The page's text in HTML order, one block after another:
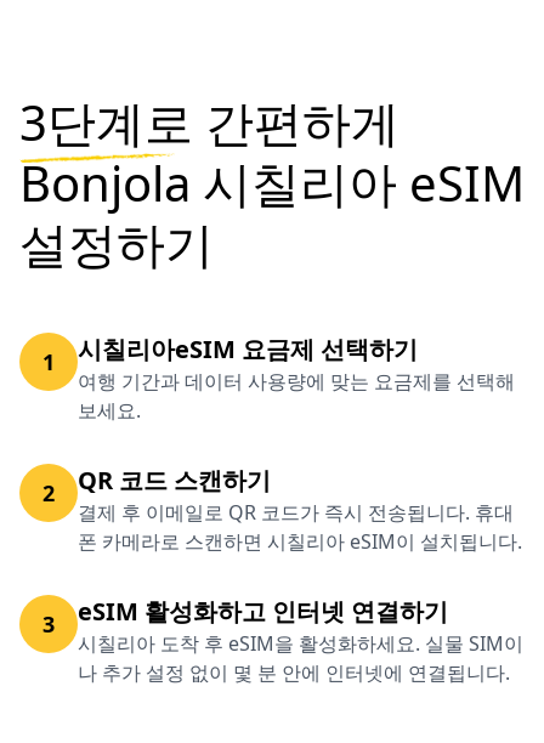
3단계로 간편하게
Bonjola 시칠리아 eSIM
설정하기
1 시칠리아eSIM 요금제 선택하기
여행 기간과 데이터 사용량에 맞는 요금제를 선택해
보세요.
2 QR 코드 스캔하기
결제 후 이메일로 QR 코드가 즉시 전송됩니다. 휴대
폰 카메라로 스캔하면 시칠리아 eSIM이 설치됩니다.
3 eSIM 활성화하고 인터넷 연결하기
시칠리아 도착 후 eSIM을 활성화하세요. 실물 SIM이
나 추가 설정 없이 몇 분 안에 인터넷에 연결됩니다.